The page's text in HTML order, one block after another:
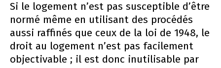
Si le logement n’est pas susceptible d’être
normé même en utilisant des procédés
aussi raffinés que ceux de la loi de 1948, le
droit au logement n’est pas facilement
objectivable ; il est donc inutilisable par